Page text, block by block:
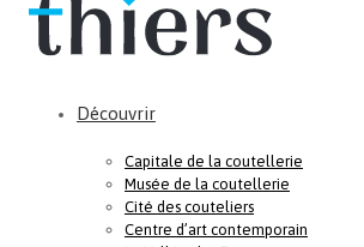
Découvrir
Capitale de la coutellerie
Musée de la coutellerie
Cité des couteliers
Centre d’art contemporain